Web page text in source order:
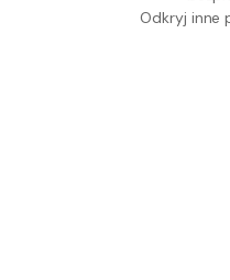
Odkryj inne